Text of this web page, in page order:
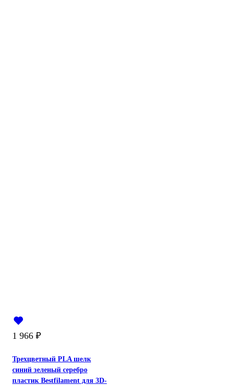
1 966 ₽
Трехцветный PLA шелк
синий зеленый серебро
пластик Bestfilament для 3D-